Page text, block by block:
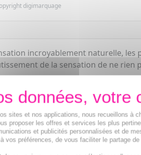
digimarquage
incroyablement naturelle, les
de la sensation de ne rien
sites et nos applications, nous recueillons à
proposer les offres et services les plus
et publicités personnalisées et de
vos préférences, de vous faciliter le partage